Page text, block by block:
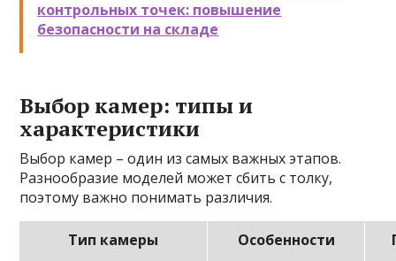
контрольных точек: повышение
безопасности на складе
Выбор камер: типы и
характеристики
Выбор камер – один из самых важных этапов.
Разнообразие моделей может сбить с толку,
поэтому важно понимать различия.
Тип камеры Особенности